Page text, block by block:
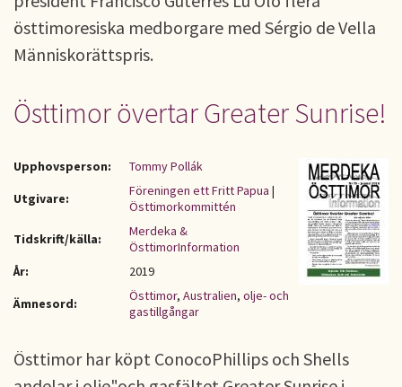
östtimoresiska medborgare med Sérgio de Vella
Människorättspris.
Östtimor övertar Greater Sunrise!
Upphovsperson:
Tommy Pollák
Utgivare:
Föreningen ett Fritt Papua |
Östtimorkommittén
Tidskrift/källa:
Merdeka &
ÖsttimorInformation
År:
2019
Ämnesord:
Östtimor, Australien, olje- och
gastillgångar
Östtimor har köpt ConocoPhillips och Shells